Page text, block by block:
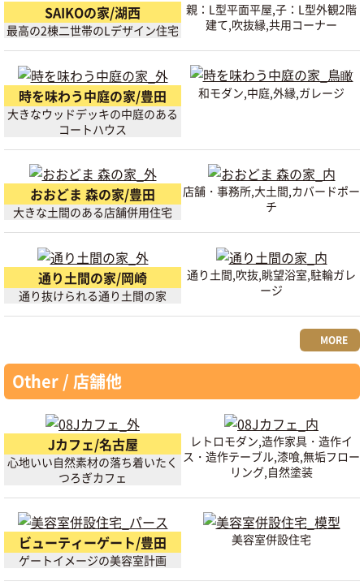
SAIKOの家/湖西
最高の2棟二世帯のLデザイン住宅
親：L型平面平屋,子：L型外観2階
建て,吹抜縁,共用コーナー
時を味わう中庭の家/豊田
大きなウッドデッキの中庭のある
コートハウス
和モダン,中庭,外縁,ガレージ
おおどま 森の家/豊田
大きな土間のある店舗併用住宅
店舗・事務所,大土間,カバードポー
チ
通り土間の家/岡崎
通り抜けられる通り土間の家
通り土間,吹抜,眺望浴室,駐輪ガレ
ージ
MORE
Other / 店舗他
Jカフェ/名古屋
心地いい自然素材の落ち着いたく
つろぎカフェ
レトロモダン,造作家具・造作イ
ス・造作テーブル,漆喰,無垢フロー
リング,自然塗装
ビューティーゲート/豊田
ゲートイメージの美容室計画
美容室併設住宅